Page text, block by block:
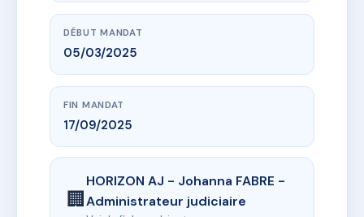
DÉBUT MANDAT
05/03/2025
FIN MANDAT
17/09/2025
🏢
HORIZON AJ - Johanna FABRE -
Administrateur judiciaire